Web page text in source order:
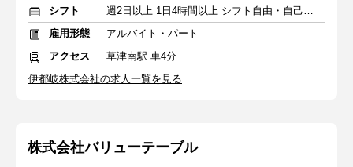
シフト
週2日以上 1日4時間以上 シフト自由・自己申告
雇用形態
アルバイト・パート
アクセス
草津南駅 車4分
伊都岐株式会社の求人一覧を見る
株式会社バリューテーブル